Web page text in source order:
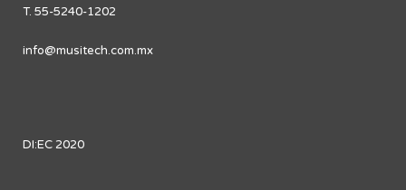
T. 55-5240-1202
info@musitech.com.mx
DI:EC 2020